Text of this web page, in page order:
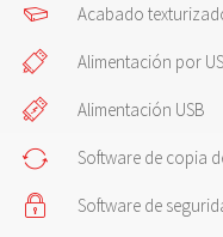
Acabado
Alimentación por
Alimentación USB
Software de copia
Software de